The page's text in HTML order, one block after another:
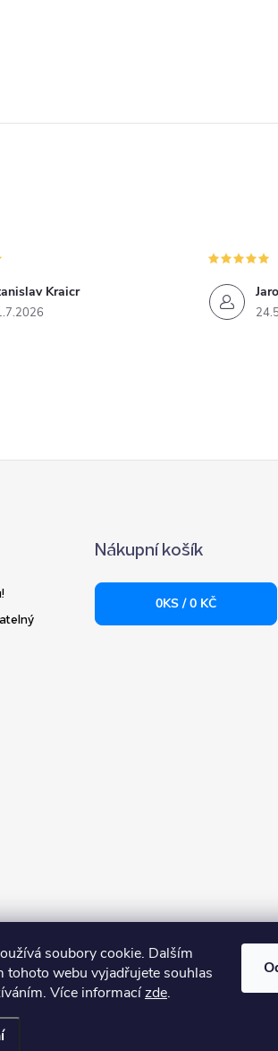
soubory cookie. Dalším
tohoto webu vyjadřujete souhlas
Více informacízde.
Kraicr
Nákupní košík
0KS /0 KČ